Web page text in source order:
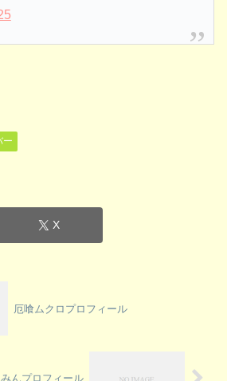
ー
X
厄喰ムクロプロフィール
んプロフィール